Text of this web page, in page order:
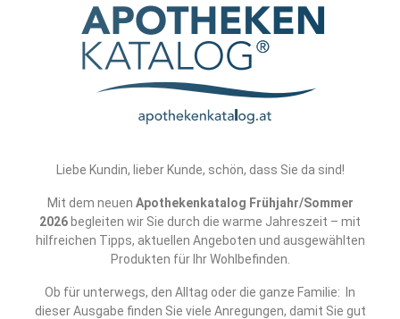
Liebe Kundin, lieber Kunde, schön, dass Sie da sind!
Mit dem neuen Apothekenkatalog Frühjahr/Sommer
2026begleiten wir Sie durch die warme Jahreszeit – mit
hilfreichen Tipps, aktuellen Angeboten und ausgewählten
Produkten für Ihr Wohlbefinden.
Ob für unterwegs, den Alltag oder die ganze Familie: In
dieser Ausgabe finden Sie viele Anregungen, damit Sie gut